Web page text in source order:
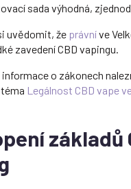
sada výhodná,
uvědomit, že právníve
zavedení CBD vapingu.
o zákonech
Legálnost CBD vape
základů